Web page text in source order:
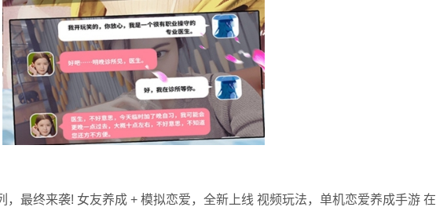
，最终来袭! 女友养成 + 模拟恋爱，全新上线 视频玩法，单机恋爱养成手游 在